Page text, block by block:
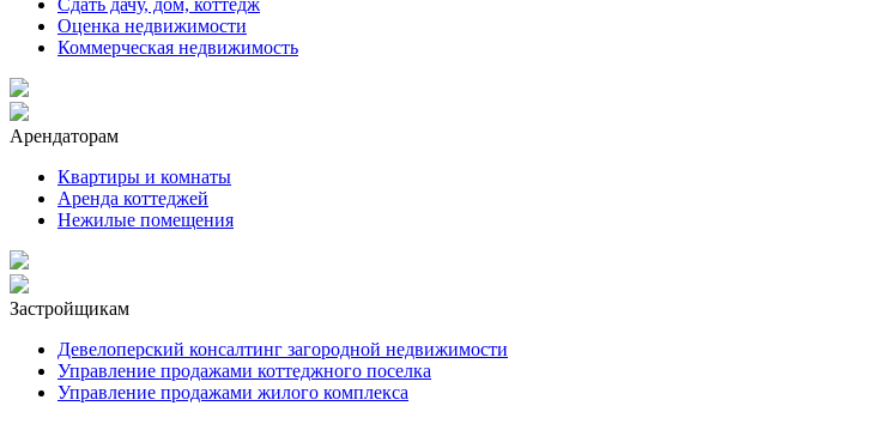
Сдать дачу, дом, коттедж
Оценка недвижимости
Коммерческая недвижимость
Арендаторам
Квартиры и комнаты
Аренда коттеджей
Нежилые помещения
Застройщикам
Девелоперский консалтинг загородной недвижимости
Управление продажами коттеджного поселка
Управление продажами жилого комплекса